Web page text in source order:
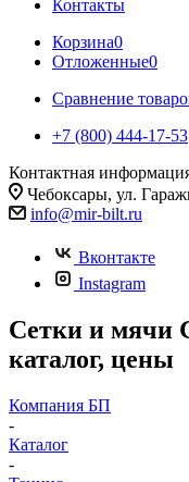
Контакты
Корзина0
Отложенные0
Сравнение
+7 (800) 444-17-53
Контактная
Чебоксары, ул.
info@mir-bilt.ru
Вконтакте
Instagram
Сетки и мячи
каталог, цены
Компания БП
-
Каталог
-